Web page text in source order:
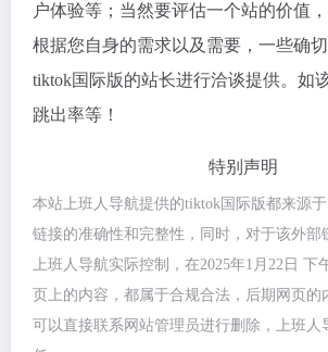
户体验等；当然要评估一个站的价值
根据您自身的需求以及需要，一些确
tiktok国际版的站长进行洽谈提供。如
跳出率等！
特别声明
本站上班人导航提供的tiktok国际版都来源
链接的准确性和完整性，同时，对于该外部
上班人导航实际控制，在2025年1月22日 下
页上的内容，都属于合规合法，后期网页的
可以直接联系网站管理员进行删除，上班人